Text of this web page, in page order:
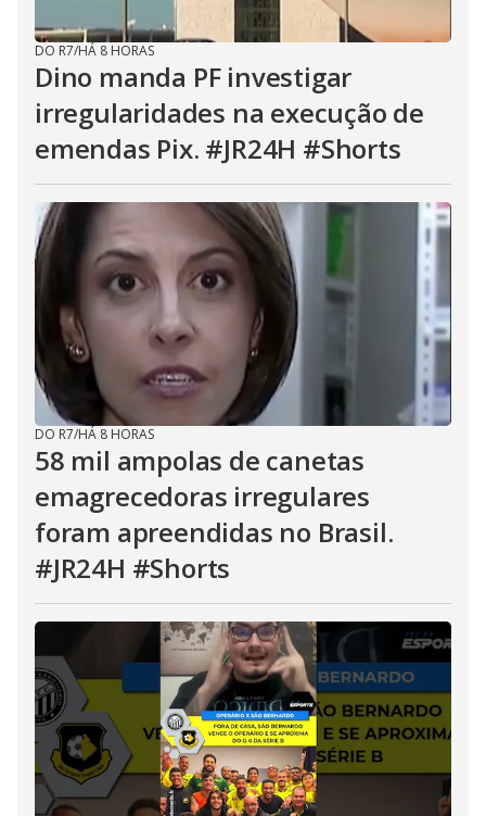
DO R7/HÁ 8 HORAS
Dino manda PF investigar
irregularidades na execução de
emendas Pix. #JR24H #Shorts
DO R7/HÁ 8 HORAS
58 mil ampolas de canetas
emagrecedoras irregulares
foram apreendidas no Brasil.
#JR24H #Shorts